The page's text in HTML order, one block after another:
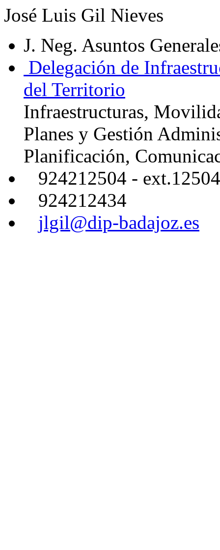
José Luis Gil Nieves
J. Neg. Asuntos
Delegación de
del Territorio
Infraestructuras,
Planes y Gestión
Planificación,
924212504 - ext.12504
924212434
jlgil@dip-badajoz.es